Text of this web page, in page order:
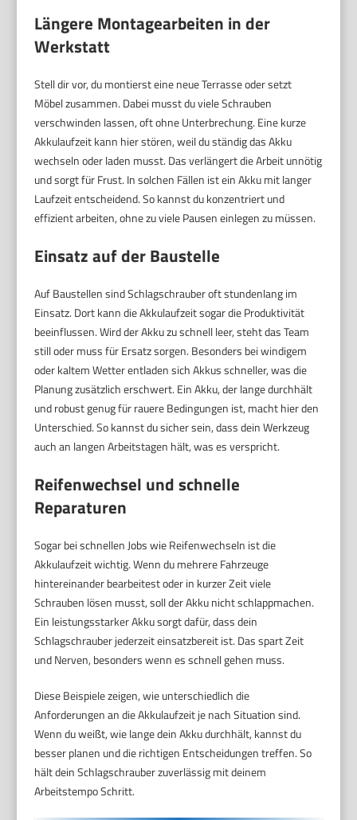
Längere Montagearbeiten in der
Werkstatt
Stell dir vor, du montierst eine neue Terrasse oder setzt
Möbel zusammen. Dabei musst du viele Schrauben
verschwinden lassen, oft ohne Unterbrechung. Eine kurze
Akkulaufzeit kann hier stören, weil du ständig das Akku
wechseln oder laden musst. Das verlängert die Arbeit unnötig
und sorgt für Frust. In solchen Fällen ist ein Akku mit langer
Laufzeit entscheidend. So kannst du konzentriert und
effizient arbeiten, ohne zu viele Pausen einlegen zu müssen.
Einsatz auf der Baustelle
Auf Baustellen sind Schlagschrauber oft stundenlang im
Einsatz. Dort kann die Akkulaufzeit sogar die Produktivität
beeinflussen. Wird der Akku zu schnell leer, steht das Team
still oder muss für Ersatz sorgen. Besonders bei windigem
oder kaltem Wetter entladen sich Akkus schneller, was die
Planung zusätzlich erschwert. Ein Akku, der lange durchhält
und robust genug für rauere Bedingungen ist, macht hier den
Unterschied. So kannst du sicher sein, dass dein Werkzeug
auch an langen Arbeitstagen hält, was es verspricht.
Reifenwechsel und schnelle
Reparaturen
Sogar bei schnellen Jobs wie Reifenwechseln ist die
Akkulaufzeit wichtig. Wenn du mehrere Fahrzeuge
hintereinander bearbeitest oder in kurzer Zeit viele
Schrauben lösen musst, soll der Akku nicht schlappmachen.
Ein leistungsstarker Akku sorgt dafür, dass dein
Schlagschrauber jederzeit einsatzbereit ist. Das spart Zeit
und Nerven, besonders wenn es schnell gehen muss.
Diese Beispiele zeigen, wie unterschiedlich die
Anforderungen an die Akkulaufzeit je nach Situation sind.
Wenn du weißt, wie lange dein Akku durchhält, kannst du
besser planen und die richtigen Entscheidungen treffen. So
hält dein Schlagschrauber zuverlässig mit deinem
Arbeitstempo Schritt.